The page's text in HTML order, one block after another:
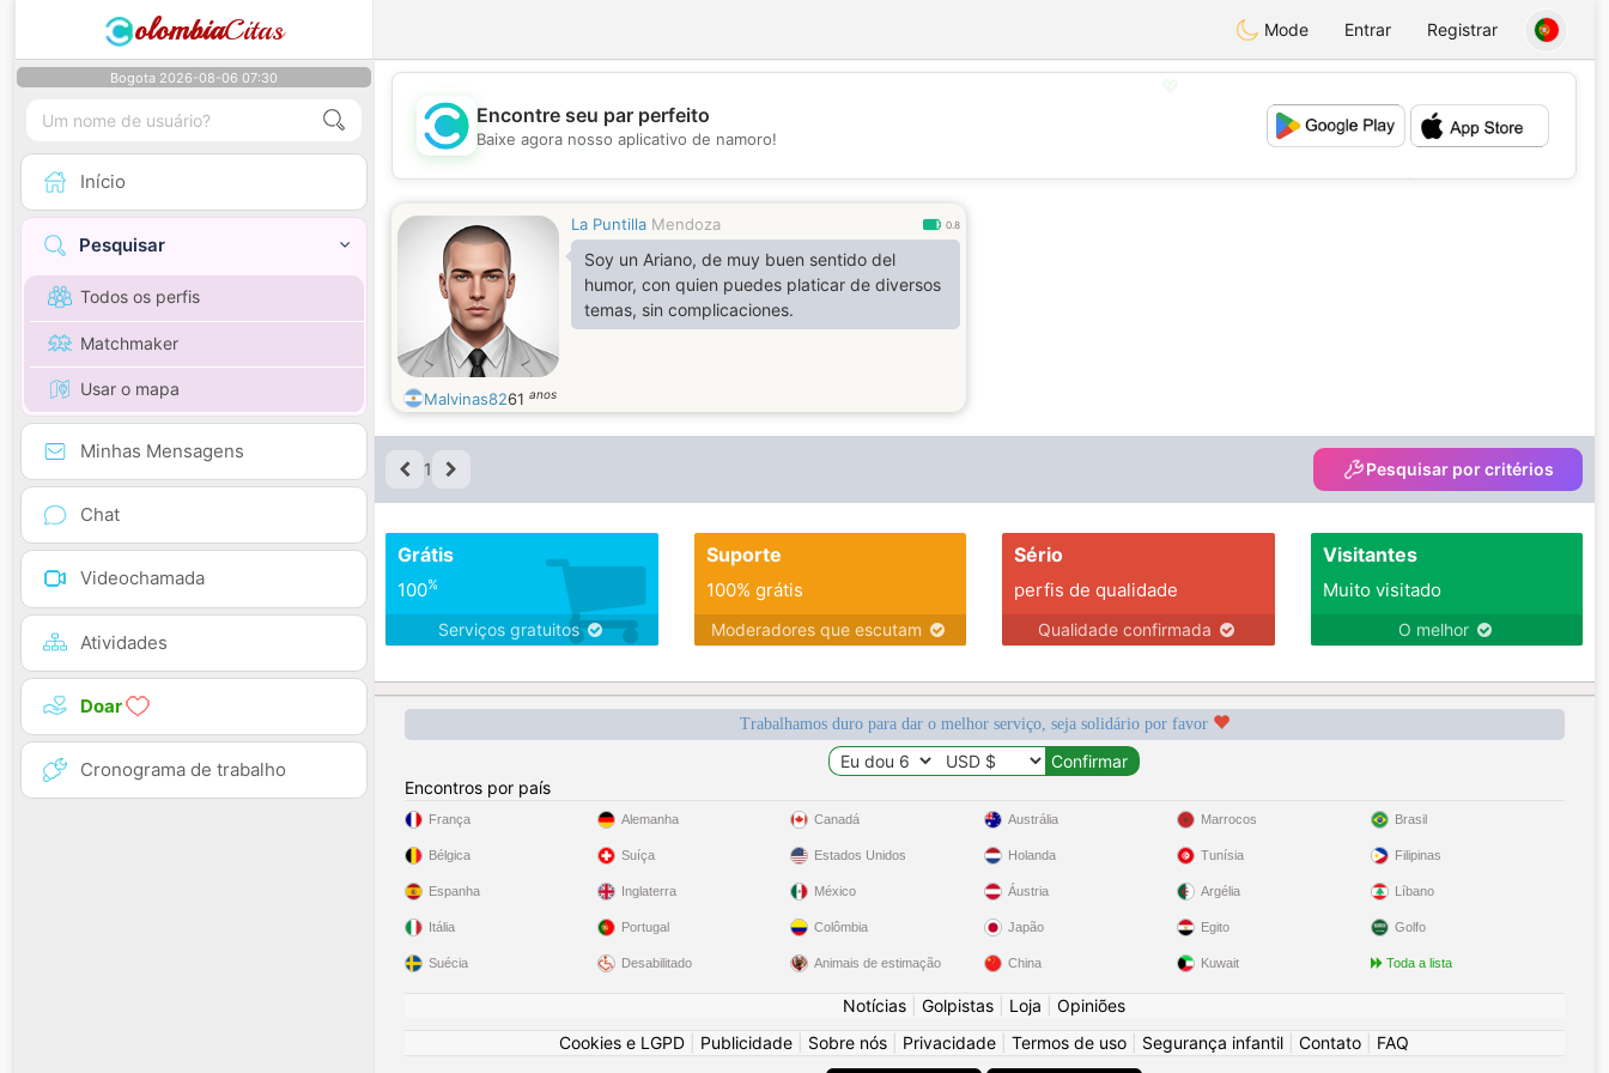
olombiaCitas Mode Entrar Registrar
Bogota 2026-08-06 07:30
Início
Pesquisar
Todos os perfis
Matchmaker
Usar o mapa
Minhas Mensagens
Chat
Videochamada
Atividades
Doar
Cronograma de trabalho
💖
💕
Encontre seu par perfeito
Baixe agora nosso aplicativo de namoro!
La Puntilla Mendoza 0.8
Soy un Ariano, de muy buen sentido del
humor, con quien puedes platicar de diversos
temas, sin complicaciones.
Malvinas8261 anos
1 Pesquisar por critérios
Grátis
100%
Serviços gratuitos
Suporte
100% grátis
Moderadores que escutam
Sério
perfis de qualidade
Qualidade confirmada
Visitantes
Muito visitado
O melhor
Trabalhamos duro para dar o melhor serviço, seja solidário por favor
Encontros por país
França
Bélgica
Espanha
Itália
Suécia
Alemanha
Suíça
Inglaterra
Portugal
Desabilitado
Canadá
Estados Unidos
México
Colômbia
Animais de estimação
Austrália
Holanda
Áustria
Japão
China
Marrocos
Tunísia
Argélia
Egito
Kuwait
Brasil
Filipinas
Líbano
Golfo
Toda a lista
Notícias Golpistas Loja
Opiniões
Cookies e LGPD
Publicidade Sobre nós Privacidade Termos de uso Segurança infantil Contato FAQ